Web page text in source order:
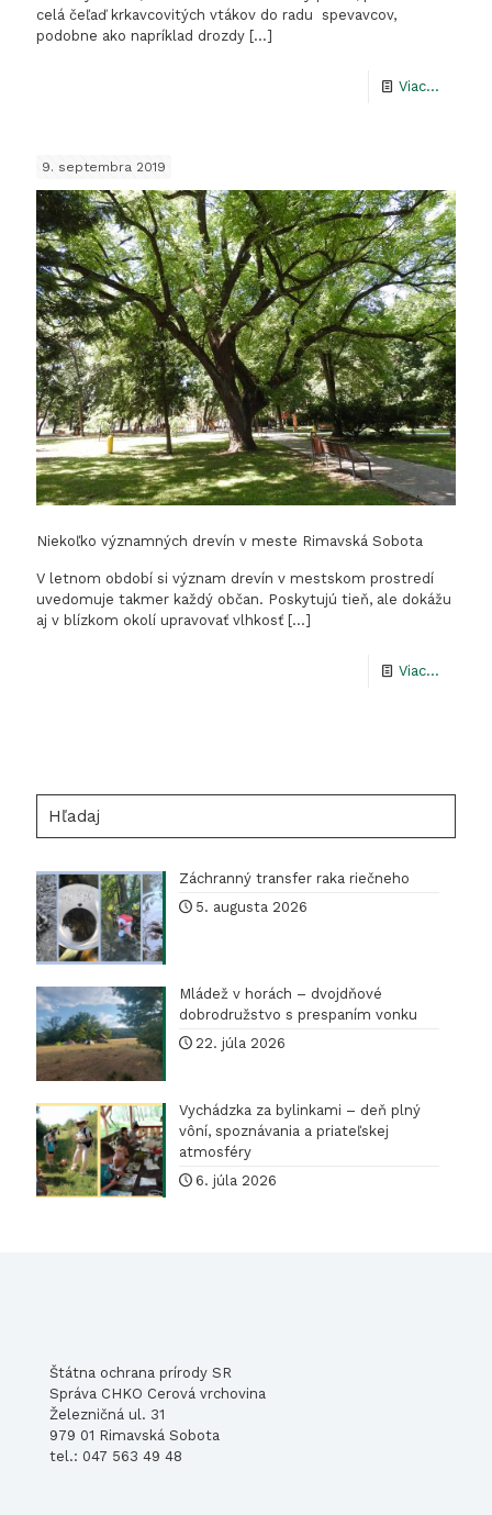
celá čeľaď krkavcovitých vtákov do radu spevavcov,
podobne ako napríklad drozdy […]
Viac...
Soboty
9. septembra 2019
Niekoľko významných drevín v meste Rimavská Sobota
V letnom období si význam drevín v mestskom prostredí
uvedomuje takmer každý občan. Poskytujú tieň, ale dokážu
aj v blízkom okolí upravovať vlhkosť […]
Viac...
v
meste
Záchranný transfer raka riečneho
5. augusta 2026
Mládež v horách – dvojdňové
dobrodružstvo s prespaním vonku
22. júla 2026
Vychádzka za bylinkami – deň plný
vôní, spoznávania a priateľskej
atmosféry
6. júla 2026
Štátna ochrana prírody SR
Správa CHKO Cerová vrchovina
Železničná ul. 31
979 01 Rimavská Sobota
tel.: 047 563 49 48